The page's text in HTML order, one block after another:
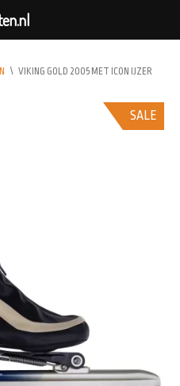
\ VIKING GOLD 2005 MET ICON IJZER
SALE